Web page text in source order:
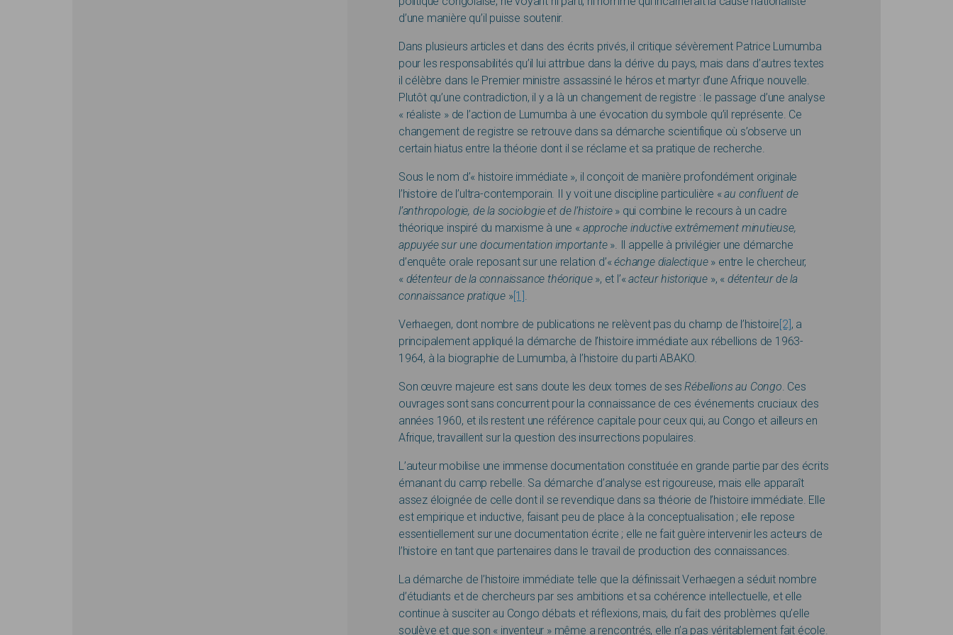
d’une manière qu’il puisse soutenir.
Dans plusieurs articles et dans des écrits privés, il critique sévèrement Patrice Lumumba
pour les responsabilités qu’il lui attribue dans la dérive du pays, mais dans d’autres textes
il célèbre dans le Premier ministre assassiné le héros et martyr d’une Afrique nouvelle.
Plutôt qu’une contradiction, il y a là un changement de registre : le passage d’une analyse
« réaliste » de l’action de Lumumba à une évocation du symbole qu’il représente. Ce
changement de registre se retrouve dans sa démarche scientifique où s’observe un
certain hiatus entre la théorie dont il se réclame et sa pratique de recherche.
Sous le nom d’« histoire immédiate », il conçoit de manière profondément originale
l’histoire de l’ultra-contemporain. Il y voit une discipline particulière «au confluent de
l’anthropologie, de la sociologie et de l’histoire » qui combine le recours à un cadre
théorique inspiré du marxisme à une « approche inductive extrêmement minutieuse,
appuyée sur une documentation importante ». Il appelle à privilégier une démarche
d’enquête orale reposant sur une relation d’«échange dialectique» entre le chercheur,
« détenteur de la connaissance théorique », et l’«acteur historique», « détenteur de la
connaissance pratique»[1]
Verhaegen, dont nombre de publications ne relèvent pas du champ de l’histoire[2], a
principalement appliqué la démarche de l’histoire immédiate aux rébellions de 1963-
1964, à la biographie de Lumumba, à l’histoire du parti ABAKO.
Son œuvre majeure est sans doute les deux tomes de sesRébellions au Congo . Ces
ouvrages sont sans concurrent pour la connaissance de ces événements cruciaux des
années 1960, et ils restent une référence capitale pour ceux qui, au Congo et ailleurs en
Afrique, travaillent sur la question des insurrections populaires.
L’auteur mobilise une immense documentation constituée en grande partie par des écrits
émanant du camp rebelle. Sa démarche d’analyse est rigoureuse, mais elle apparaît
assez éloignée de celle dont il se revendique dans sa théorie de l’histoire immédiate. Elle
est empirique et inductive, faisant peu de place à la conceptualisation ; elle repose
essentiellement sur une documentation écrite ; elle ne fait guère intervenir les acteurs de
l’histoire en tant que partenaires dans le travail de production des connaissances.
La démarche de l’histoire immédiate telle que la définissait Verhaegen a séduit nombre
d’étudiants et de chercheurs par ses ambitions et sa cohérence intellectuelle, et elle
continue à susciter au Congo débats et réflexions, mais, du fait des problèmes qu’elle
soulève et que son « inventeur » même a rencontrés, elle n’a pas véritablement fait école.